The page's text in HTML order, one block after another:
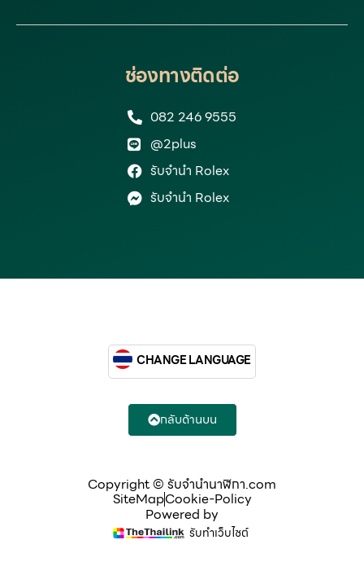
ช่องทางติดต่อ
082 246 9555
@2plus
รับจำนำ Rolex
รับจำนำ Rolex
Copyright © รับจํานํานาฬิกา.com
SiteMapCookie-Policy
Powered by
รับทำเว็บไซต์
CHANGE LANGUAGE
กลับด้านบน